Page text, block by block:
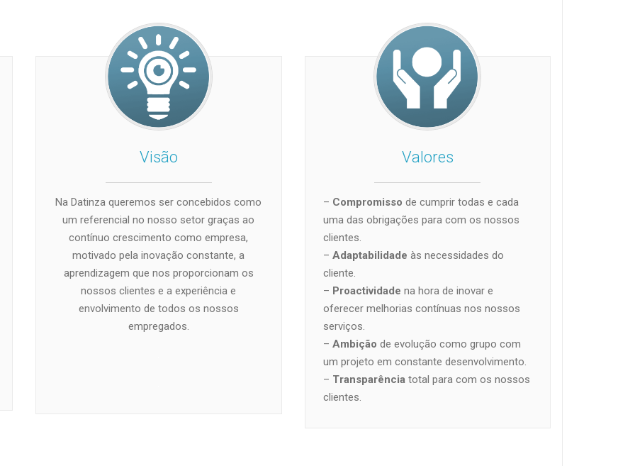
Visão
Na Datinza queremos ser concebidos como
um referencial no nosso setor graças ao
contínuo crescimento como empresa,
motivado pela inovação constante, a
aprendizagem que nos proporcionam os
nossos clientes e a experiência e
envolvimento de todos os nossos
empregados.
Valores
– Compromisso de cumprir todas e cada
uma das obrigações para com os nossos
clientes.
– Adaptabilidade às necessidades do
cliente.
– Proactividade na hora de inovar e
oferecer melhorias contínuas nos nossos
serviços.
– Ambição de evolução como grupo com
um projeto em constante desenvolvimento.
– Transparênciatotal para com os nossos
clientes.